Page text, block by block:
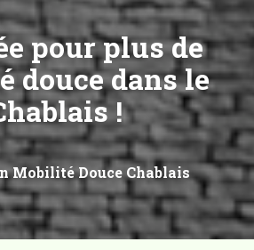
pour plus de
douce dans le
!
Mobilité Douce Chablais